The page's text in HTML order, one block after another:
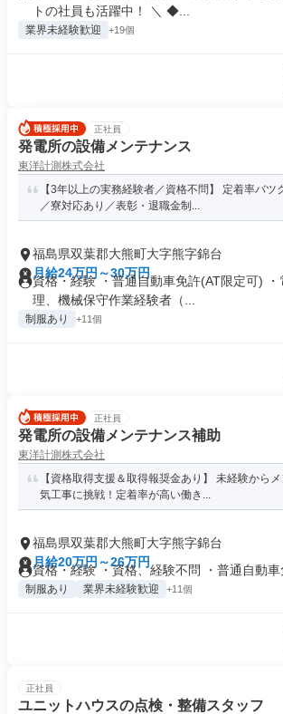
トの社員も活躍中！ ＼ ◆...
業界未経験歓迎 +19個
正社員
発電所の設備メンテナンス
東洋計測株式会社
【3年以上の実務経験者／資格不問】 定着率バツ
／寮対応あり／表彰・退職金制...
福島県双葉郡大熊町大字熊字錦台
月給24万円～30万円
資格・経験 ・普通自動車免許(AT限定可)
理、機械保守作業経験者（...
制服あり +11個
正社員
発電所の設備メンテナンス補助
東洋計測株式会社
【資格取得支援＆取得報奨金あり】 未経験から
気工事に挑戦！定着率が高い働き...
福島県双葉郡大熊町大字熊字錦台
月給20万円～26万円
資格・経験 ・資格、経験不問 ・普通自動
制服あり 業界未経験歓迎 +11個
正社員
ユニットハウスの点検・整備スタッフ